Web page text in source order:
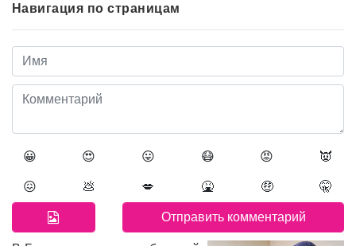
Навигация по страницам
😀 😍 😛 😷 😡 👿
😖 💩 💋 🤮 🤑 🤫